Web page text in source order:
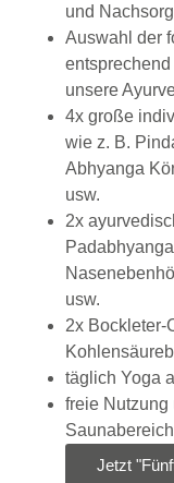
und
Auswahl der
unsere
4x große
wie z. B.
Abhyanga
usw.
2x
usw.
2x Bockleter-
täglich Yoga
freie Nutzung
Jetzt